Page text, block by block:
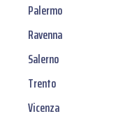
Palermo
Ravenna
Salerno
Trento
Vicenza